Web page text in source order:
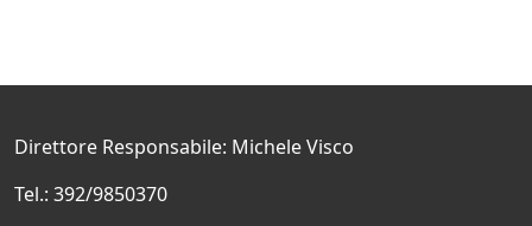
Direttore Responsabile: Michele Visco
Tel.: 392/9850370